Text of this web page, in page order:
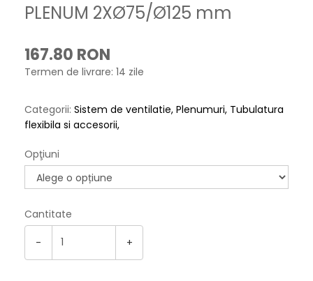
PLENUM 2XØ75/Ø125 mm
167.80 RON
Termen de livrare: 14 zile
Categorii: Sistem de ventilatie Plenumuri Tubulatura
flexibila si accesorii
Opţiuni
Cantitate
- +